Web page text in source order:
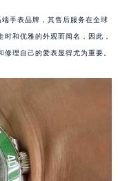
手表品牌，其售后服务在全球
和优雅的外观而闻名，因此，
理自己的爱表显得尤为重要。